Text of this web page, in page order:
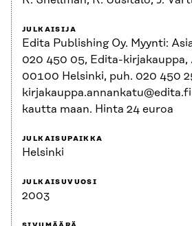
JULKAISIJA
Edita Publishing Oy. Myynti:
020 450 05, Edita-kirjakauppa,
00100 Helsinki, puh. 020 450
kautta maan. Hinta 24 euroa
JULKAISUPAIKKA
Helsinki
JULKAISUVUOSI
2003